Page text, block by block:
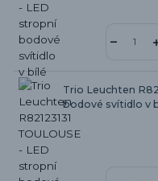
Trio Leuchten
bodové svítidlo v